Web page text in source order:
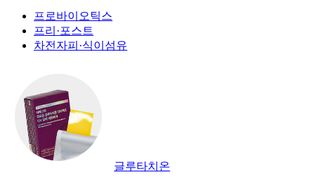
프로바이오틱스
프리·포스트
차전자피·식이섬유
글루타치온